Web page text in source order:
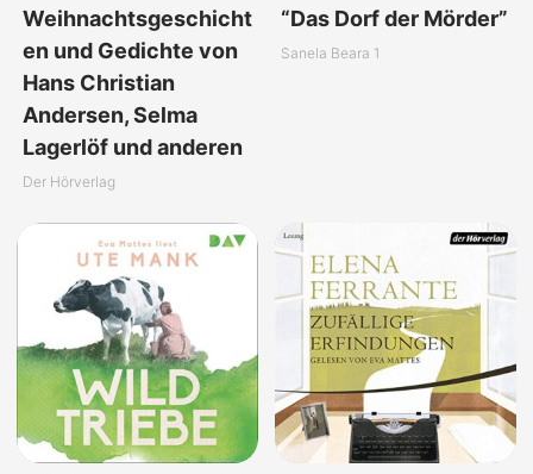
Weihnachtsgeschicht
en und Gedichte von
Hans Christian
Andersen, Selma
Lagerlöf und anderen
Der Hörverlag
“Das Dorf der Mörder”
Sanela Beara 1